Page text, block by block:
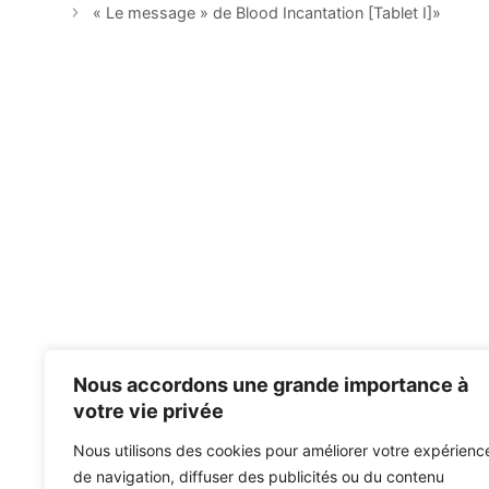
Nous accordons une grande importance à
votre vie privée
Nous utilisons des cookies pour améliorer votre
de navigation, diffuser des publicités ou du contenu
« Le message » de Blood Incantation [Tablet I]»